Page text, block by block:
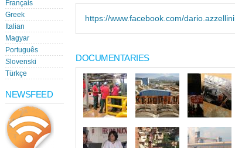
Français
Greek
Italian
Magyar
Português
Slovenski
Türkçe
NEWSFEED
https://www.facebook.com/dario.azzellini
DOCUMENTARIES